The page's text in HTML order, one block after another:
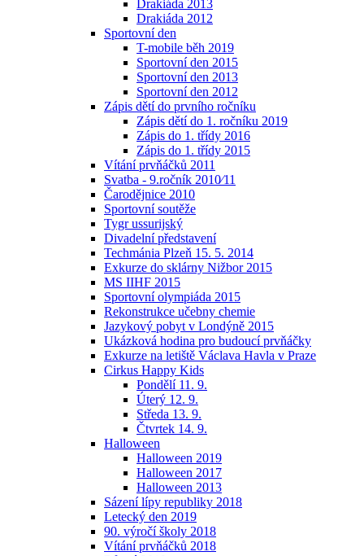
Drakiáda 2013
Drakiáda 2012
Sportovní den
T-mobile běh 2019
Sportovní den 2015
Sportovní den 2013
Sportovní den 2012
Zápis dětí do prvního ročníku
Zápis dětí do 1. ročníku 2019
Zápis do 1. třídy 2016
Zápis do 1. třídy 2015
Vítání prvňáčků 2011
Svatba - 9.ročník 2010⁄11
Čarodějnice 2010
Sportovní soutěže
Tygr ussurijský
Divadelní představení
Techmánia Plzeň 15. 5. 2014
Exkurze do sklárny Nižbor 2015
MS IIHF 2015
Sportovní olympiáda 2015
Rekonstrukce učebny chemie
Jazykový pobyt v Londýně 2015
Ukázková hodina pro budoucí prvňáčky
Exkurze na letiště Václava Havla v Praze
Cirkus Happy Kids
Pondělí 11. 9.
Úterý 12. 9.
Středa 13. 9.
Čtvrtek 14. 9.
Halloween
Halloween 2019
Halloween 2017
Halloween 2013
Sázení lípy republiky 2018
Letecký den 2019
90. výročí školy 2018
Vítání prvňáčků 2018